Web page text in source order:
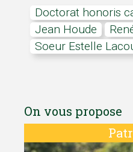
Doctorat honoris
Jean Houde
Soeur Estelle
On vous propose